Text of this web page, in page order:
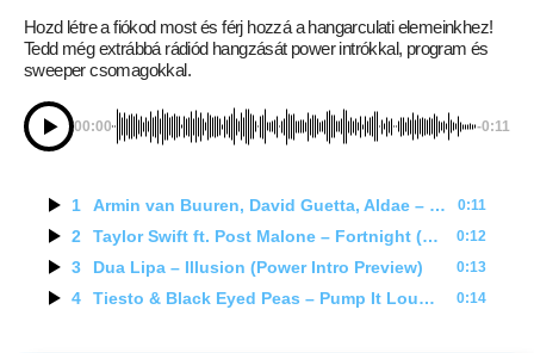
Hozd létre a fiókod most és férj hozzá a hangarculati elemeinkhez!
Tedd még extrábbá rádiód hangzását power intrókkal, program és
sweeper csomagokkal.
00:00 -0:11
1 Armin van Buuren, David Guetta, Aldae – In The Dark (Power Intro Preview) 0:11
2 Taylor Swift ft. Post Malone – Fortnight (Power Intro Preview) 0:12
3 Dua Lipa – Illusion (Power Intro Preview) 0:13
4 Tiesto & Black Eyed Peas – Pump It Louder (Power Intro Preview) 0:14